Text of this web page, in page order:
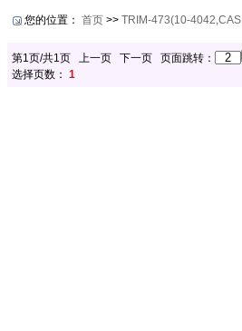
您的位置： 首页 >> TRIM-473(10-
第1页/共1页 上一页 下一页 页面跳转：
选择页数： 1